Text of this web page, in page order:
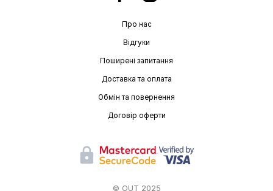
Про нас
Відгуки
Поширені запитання
Доставка та оплата
Обмін та повернення
Договір оферти
© OUT 2025